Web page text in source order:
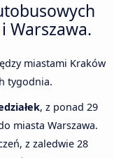
Warszawa.
miastami Kraków
tygodnia.
, z ponad 29
miasta Warszawa.
z zaledwie 28